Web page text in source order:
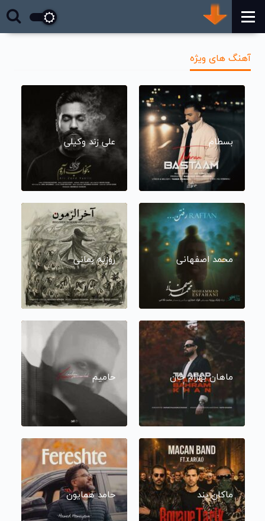
آهنگ های ویژه
بسطام علی زند وکیلی
محمد اصفهانی روزبه بمانی
ماهان بهرام خان حامیم
ماکان بند حامد همایون